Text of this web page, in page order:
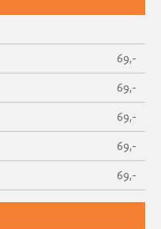
69,-
69,-
69,-
69,-
69,-